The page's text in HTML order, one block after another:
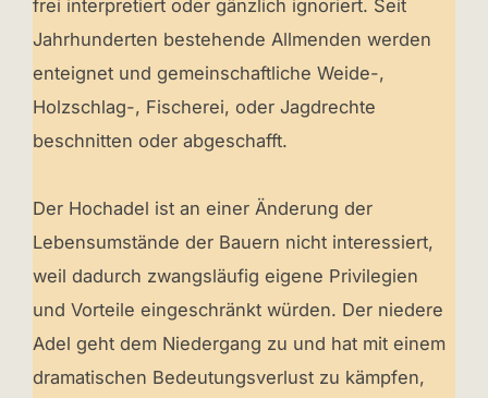
frei interpretiert oder gänzlich ignoriert. Seit
Jahrhunderten bestehende Allmenden werden
enteignet und gemeinschaftliche Weide-,
Holzschlag-, Fischerei, oder Jagdrechte
beschnitten oder abgeschafft.
Der Hochadel ist an einer Änderung der
Lebensumstände der Bauern nicht interessiert,
weil dadurch zwangsläufig eigene Privilegien
und Vorteile eingeschränkt würden. Der niedere
Adel geht dem Niedergang zu und hat mit einem
dramatischen Bedeutungsverlust zu kämpfen,